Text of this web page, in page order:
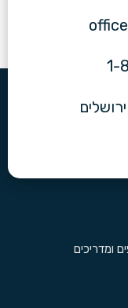
1-
ומדריכים